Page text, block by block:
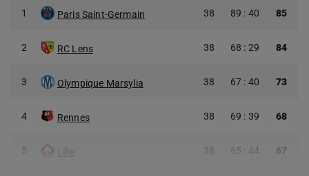
1 Paris Saint-Germain 38 89 : 40 85
2 RC Lens 38 68 : 29 84
3 Olympique Marsylia 38 67 : 40 73
4 Rennes 38 69 : 39 68
5 Lille 38 65 : 44 67